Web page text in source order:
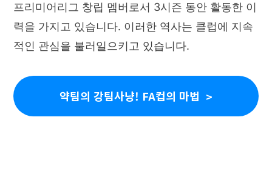
프리미어리그 창립 멤버로서 3시즌 동안 활동한 이
력을 가지고 있습니다. 이러한 역사는 클럽에 지속
적인 관심을 불러일으키고 있습니다.
약팀의 강팀사냥! FA컵의 마법